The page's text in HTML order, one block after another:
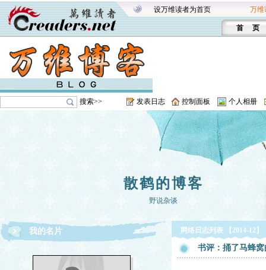
设万维读者为首页 万维
首 页
搜索>> 发表日志 控制面板 个人相册
散鹤的博客
野说杂谈
我的名片 网络日志列表 【2014-12】
书评：捅了马蜂